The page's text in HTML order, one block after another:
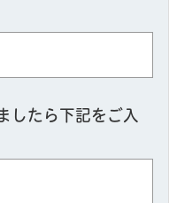
したら下記をご入